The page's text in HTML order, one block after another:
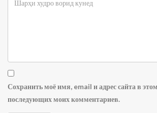
Сохранить моё имя, email и адрес сайта в
последующих моих комментариев.